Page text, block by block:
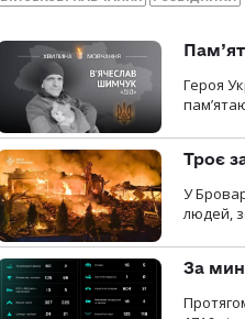
Героя
Троє
У
людей,
За